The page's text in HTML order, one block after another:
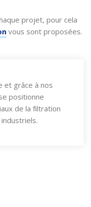
projet, pour cela
vous sont proposées.
et grâce à nos
positionne
de la filtration